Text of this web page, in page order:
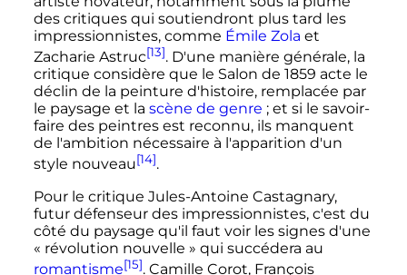
des critiques qui soutiendront plus tard les
impressionnistes, comme Émile Zola et
Zacharie Astruc[13]. D'une manière générale, la
critique considère que le Salon de 1859 acte le
déclin de la peinture d'histoire, remplacée par
le paysage et la scène de genre ; et si le savoir-
faire des peintres est reconnu, ils manquent
de l'ambition nécessaire à l'apparition d'un
style nouveau[14].
Pour le critique Jules-Antoine Castagnary,
futur défenseur des impressionnistes, c'est du
côté du paysage qu'il faut voir les signes d'une
« révolution nouvelle » qui succédera au
romantisme[15]. Camille Corot, François